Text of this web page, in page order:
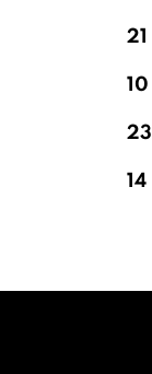
21
10
23
14